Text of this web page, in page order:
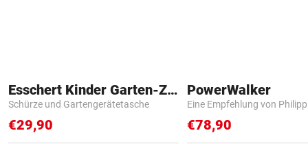
Esschert Kinder Garten-Zubehör
Schürze und Gartengerätetasche
€29,90
PowerWalker
Eine Empfehlung von
€78,90